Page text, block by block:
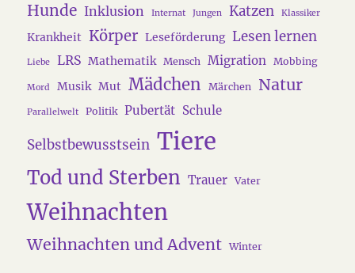
Hunde Inklusion Internat Jungen Katzen Klassiker
Krankheit Körper Leseförderung Lesen lernen
Liebe LRS Mathematik Mensch Migration Mobbing
Mord Musik Mut Mädchen Märchen Natur
Parallelwelt Politik Pubertät Schule
Selbstbewusstsein Tiere
Tod und Sterben Trauer Vater
Weihnachten
Weihnachten und Advent Winter